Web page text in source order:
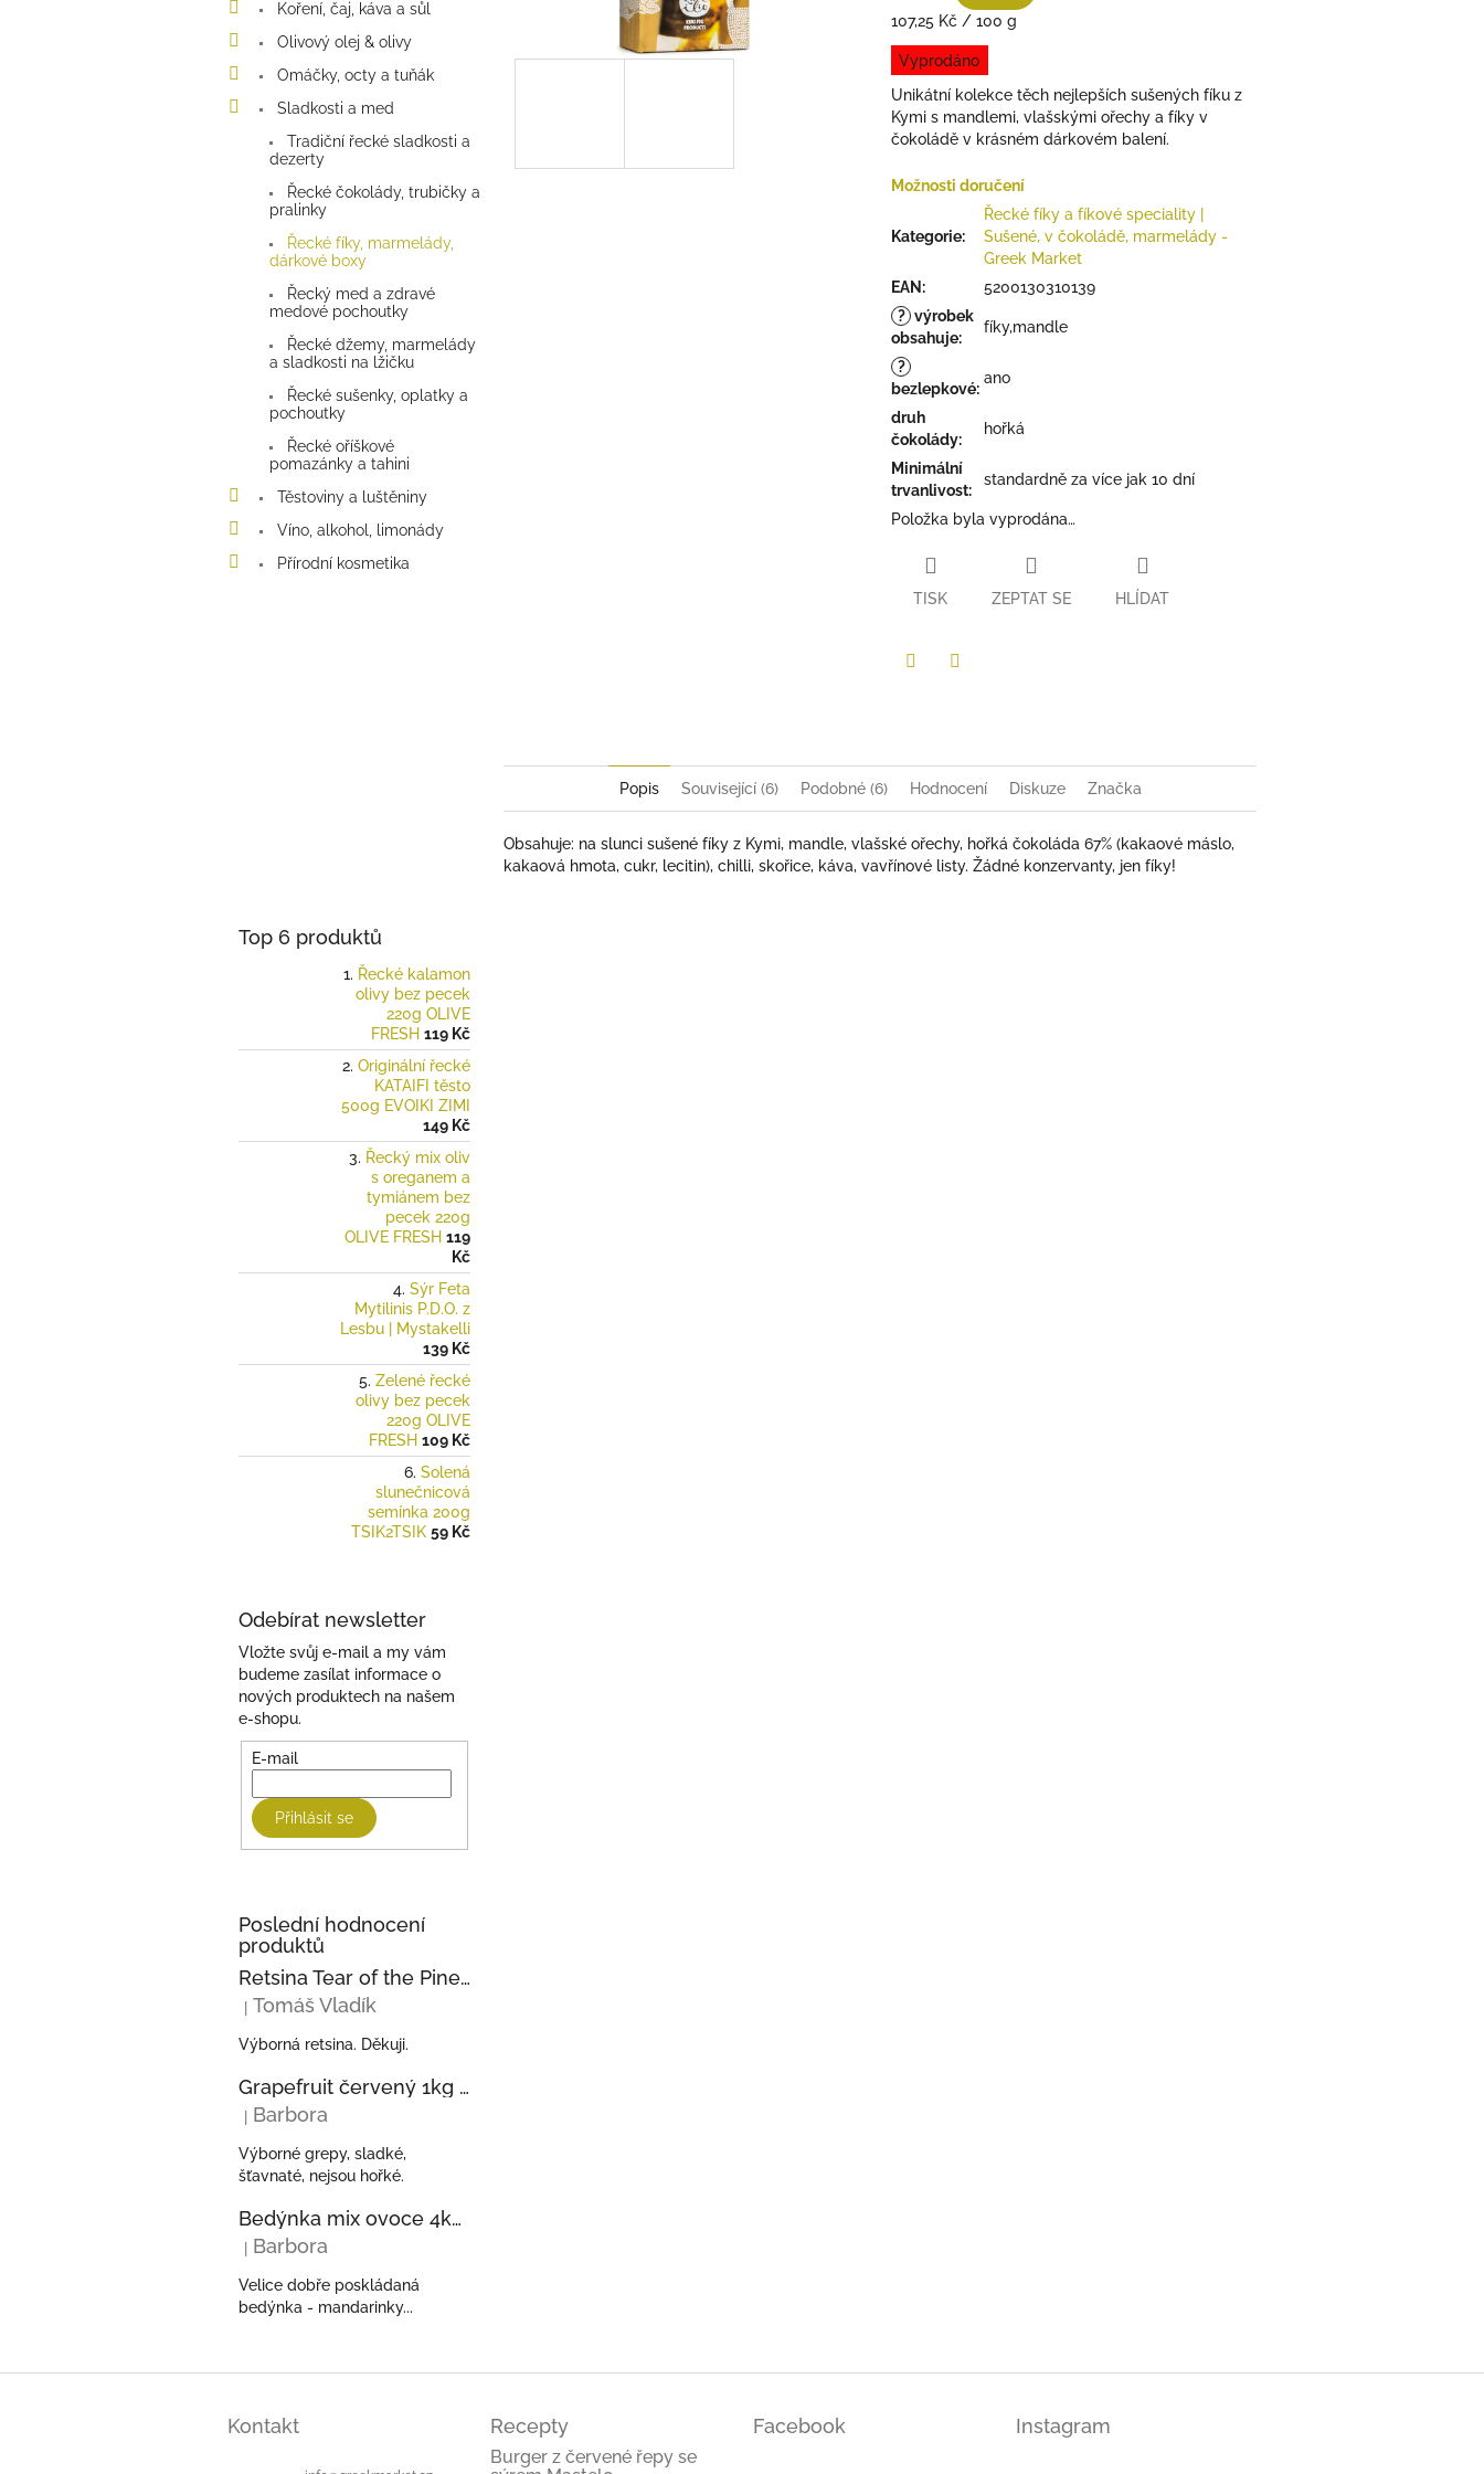
Koření, čaj, káva a sůl
Olivový olej & olivy
Omáčky, octy a tuňák
Sladkosti a med
Tradiční řecké sladkosti a
dezerty
Řecké čokolády, trubičky a
pralinky
Řecké fíky, marmelády,
dárkové boxy
Řecký med a zdravé
medové pochoutky
Řecké džemy, marmelády
a sladkosti na lžičku
Řecké sušenky, oplatky a
pochoutky
Řecké oříškové
pomazánky a tahini
Těstoviny a luštěniny
Víno, alkohol, limonády
Přírodní kosmetika
Top 6 produktů
Řecké kalamon
olivy bez pecek
220g OLIVE
FRESH 119 Kč
Originální řecké
KATAIFI těsto
500g EVOIKI ZIMI
149 Kč
Řecký mix oliv
s oreganem a
tymiánem bez
pecek 220g
OLIVE FRESH 119
Kč
Sýr Feta
Mytilinis P.D.O. z
Lesbu | Mystakelli
139 Kč
Zelené řecké
olivy bez pecek
220g OLIVE
FRESH 109 Kč
Solená
slunečnicová
semínka 200g
TSIK2TSIK 59 Kč
Odebírat newsletter
Vložte svůj e-mail a my vám
budeme zasílat informace o
nových produktech na našem
e-shopu.
E-mail
Přihlásit se
Poslední hodnocení
produktů
Retsina Tear of the Pine 750ml 2023 KECHRIS
Hodnocení produktu je 5 z 5 hvězdiček.
Tomáš Vladík
Výborná retsina. Děkuji.
Grapefruit červený 1kg z Řecka
Hodnocení produktu je 5 z 5 hvězdiček.
Barbora
Výborné grepy, sladké,
šťavnaté, nejsou hořké.
Bedýnka mix ovoce 4kg - pomeranče, mandarinky, kiwi, avokáda z Řecka
Hodnocení produktu je 5 z 5 hvězdiček.
Barbora
Velice dobře poskládaná
bedýnka - mandarinky...
je
0,0
5
hvězdiček.
Měrná
cena:
107,25 Kč / 100 g
Vyprodáno
Unikátní kolekce těch nejlepších sušených fíku z
Kymi s mandlemi, vlašskými ořechy a fíky v
čokoládě v krásném dárkovém balení.
Možnosti doručení
Kategorie:
Řecké fíky a fíkové speciality |
Sušené, v čokoládě, marmelády -
Greek Market
EAN:
5200130310139
? výrobek
obsahuje:
fíky,mandle
?
bezlepkové:
ano
druh
čokolády:
hořká
Minimální
trvanlivost:
standardně za více jak 10 dní
Položka byla vyprodána…
TISK ZEPTAT SE HLÍDAT
Popis Související (6) Podobné (6) Hodnocení Diskuze Značka
Obsahuje: na slunci sušené fíky z Kymi, mandle, vlašské ořechy, hořká čokoláda 67% (kakaové máslo,
kakaová hmota, cukr, lecitin), chilli, skořice, káva, vavřínové listy. Žádné konzervanty, jen fíky!
Kontakt Recepty
Burger z červené řepy se
Facebook Instagram